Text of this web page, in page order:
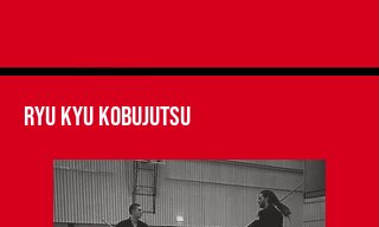
Ryu Kyu Kobujutsu